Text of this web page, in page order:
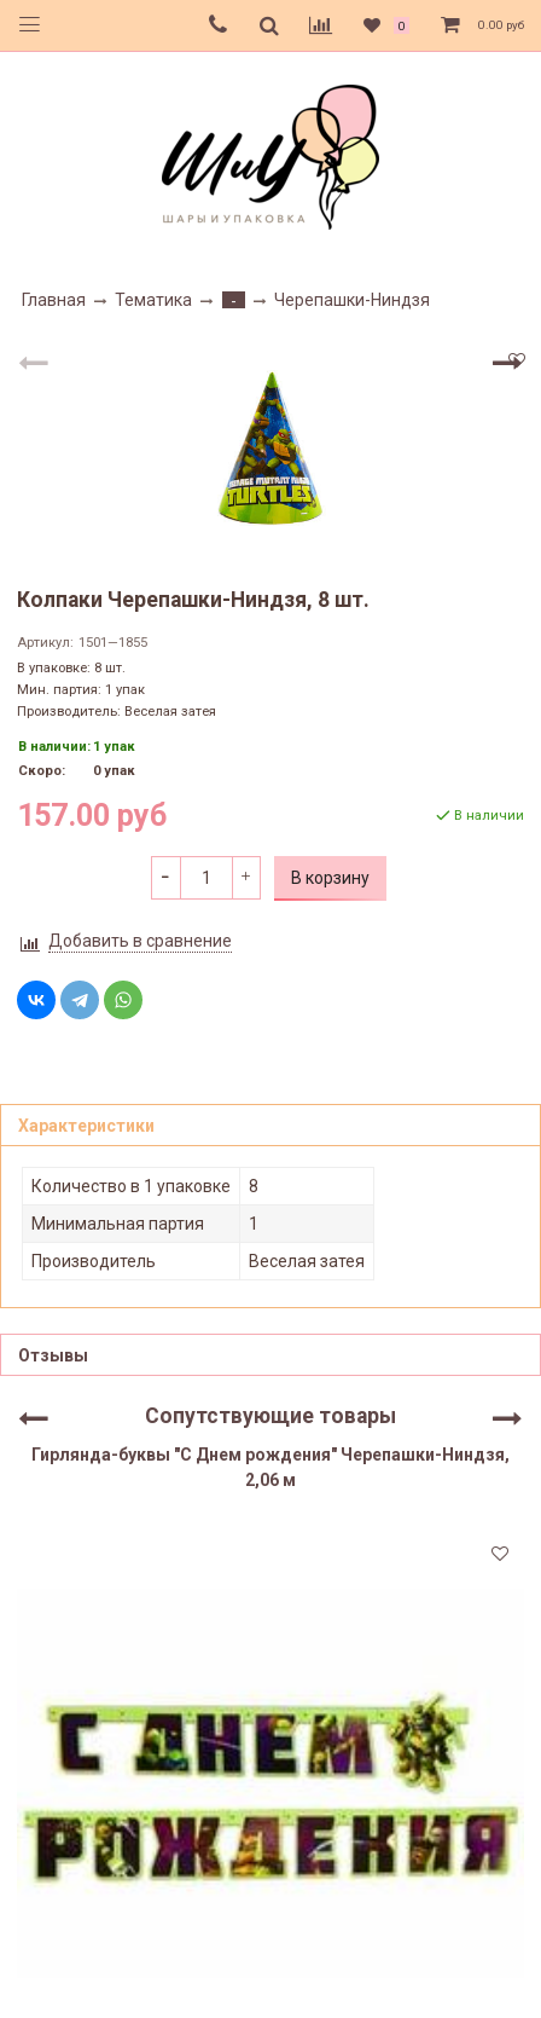
0 0.00 руб
Главная Тематика - Черепашки-Ниндзя
Колпаки Черепашки-Ниндзя, 8 шт.
Артикул: 1501—1855
В упаковке: 8 шт.
Мин. партия: 1 упак
Производитель: Веселая затея
В наличии: 1 упак
Скоро:
0 упак
157.00 руб В наличии
В корзину
Добавить в сравнение
Характеристики
Количество в 1 упаковке
8
Минимальная партия
1
Производитель
Веселая затея
Отзывы
Сопутствующие товары
Гирлянда-буквы "С Днем рождения" Черепашки-Ниндзя,
2,06 м